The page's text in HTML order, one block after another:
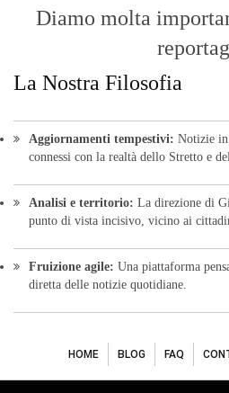
Diamo molta
La Nostra Filosofia
Aggiornamenti tempestivi: Notizie in
connessi con la realtà dello Stretto e
Analisi e territorio: La direzione di
punto di vista incisivo, vicino ai
Fruizione agile: Una piattaforma
diretta delle notizie quotidiane.
HOME BLOG FAQ